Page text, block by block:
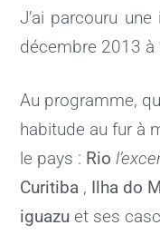
J’ai parcouru
décembre 2013 à
Au programme,
habitude au fur à
le pays : Rio
Curitiba , Ilha do
iguazu et ses